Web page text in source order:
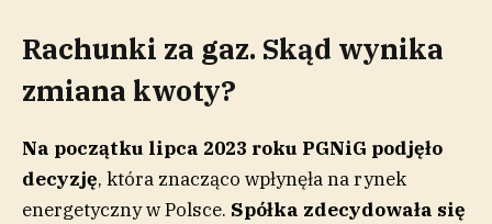
Rachunki za gaz. Skąd wynika
zmiana kwoty?
Na początku lipca 2023 roku PGNiG podjęło
decyzję, która znacząco wpłynęła na rynek
energetyczny w Polsce. Spółka zdecydowała się